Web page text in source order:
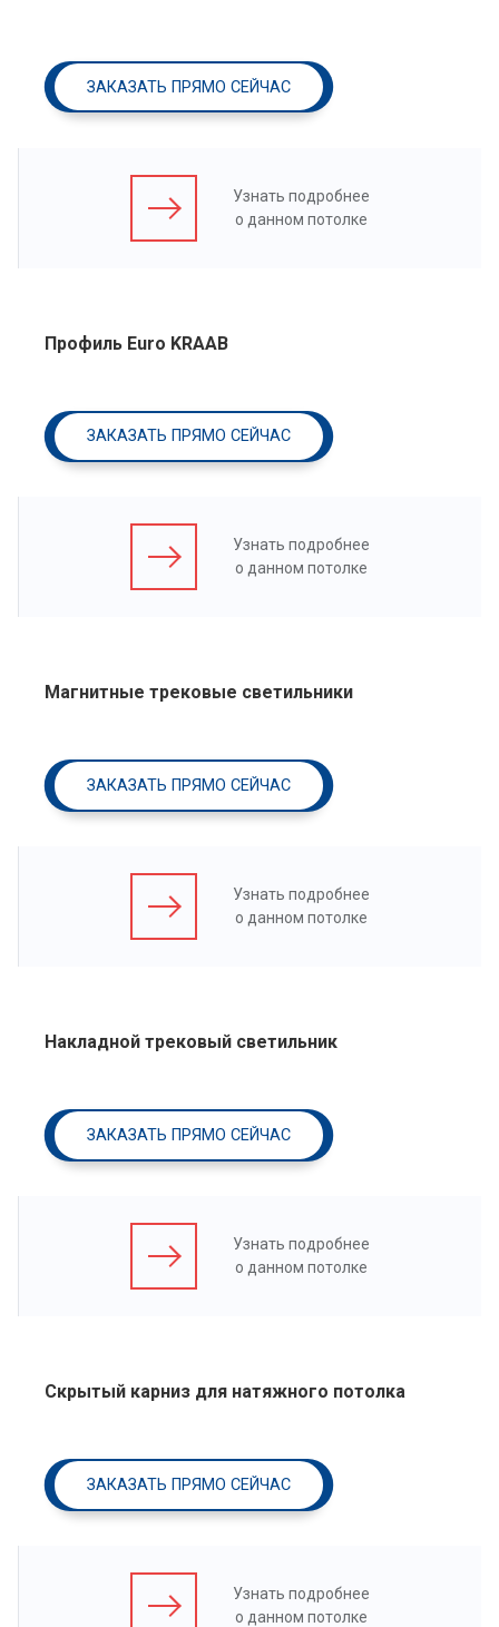
ЗАКАЗАТЬ ПРЯМО СЕЙЧАС
Узнать подробнее
о данном потолке
Профиль Euro KRAAB
ЗАКАЗАТЬ ПРЯМО СЕЙЧАС
Узнать подробнее
о данном потолке
Магнитные трековые светильники
ЗАКАЗАТЬ ПРЯМО СЕЙЧАС
Узнать подробнее
о данном потолке
Накладной трековый светильник
ЗАКАЗАТЬ ПРЯМО СЕЙЧАС
Узнать подробнее
о данном потолке
Скрытый карниз для натяжного потолка
ЗАКАЗАТЬ ПРЯМО СЕЙЧАС
Узнать подробнее
о данном потолке